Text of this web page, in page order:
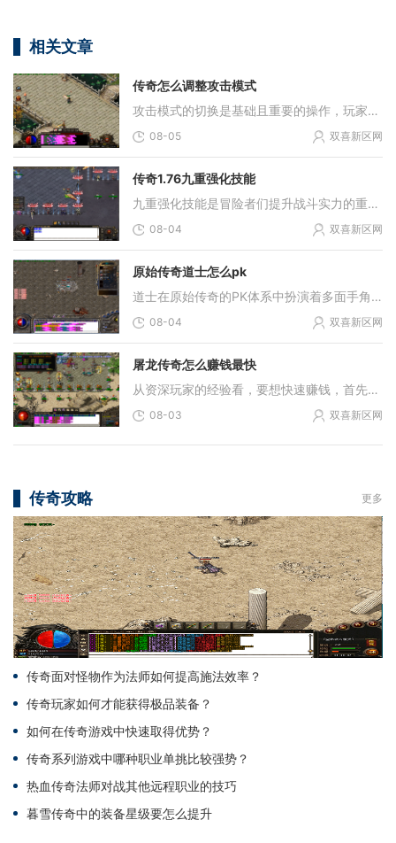
相关文章
传奇怎么调整攻击模式
攻击模式的切换是基础且重要的操作，玩家需要先明确当前所处的游戏环境，官方服务器与私人服务器在攻击模式修改权限上有本质区别。官方服务器禁止玩家对底层攻击逻辑进行更改
08-05 双喜新区网
传奇1.76九重强化技能
九重强化技能是冒险者们提升战斗实力的重要途径。朋友们需要先深入了解自己职业的技能系统，明确不同技能的作用和使用场合，有针对性地进行强化。通过仔细研究游戏中的技能强
08-04 双喜新区网
原始传奇道士怎么pk
道士在原始传奇的PK体系中扮演着多面手角色，其战斗核心在于技能组合的合理运用。符咒术作为基础攻击手段，具有冷却时间短的特点，适合作为连招的起始技能。毒术在PK中能施加持
08-04 双喜新区网
屠龙传奇怎么赚钱最快
从资深玩家的经验看，要想快速赚钱，首先得搞清楚游戏里各种道具和装备的价值，这样才能在交易市场里做好买卖。很多赚钱的途径都需要你投入不少时间和精力，比如通过完成任务
08-03 双喜新区网
传奇攻略 更多
传奇面对怪物作为法师如何提高施法效率？
传奇玩家如何才能获得极品装备？
如何在传奇游戏中快速取得优势？
传奇系列游戏中哪种职业单挑比较强势？
热血传奇法师对战其他远程职业的技巧
暮雪传奇中的装备星级要怎么提升